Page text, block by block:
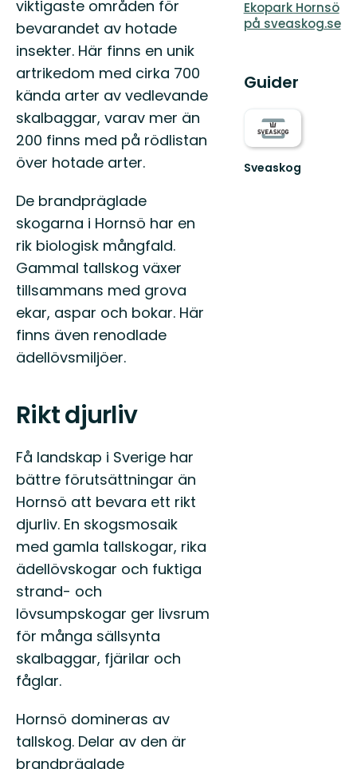
viktigaste områden för
bevarandet av hotade
insekter. Här finns en unik
artrikedom med cirka 700
kända arter av vedlevande
skalbaggar, varav mer än
200 finns med på rödlistan
över hotade arter.
De brandpräglade
skogarna i Hornsö har en
rik biologisk mångfald.
Gammal tallskog växer
tillsammans med grova
ekar, aspar och bokar. Här
finns även renodlade
ädellövsmiljöer.
Rikt djurliv
Få landskap i Sverige har
bättre förutsättningar än
Hornsö att bevara ett rikt
djurliv. En skogsmosaik
med gamla tallskogar, rika
ädellövskogar och fuktiga
strand- och
lövsumpskogar ger livsrum
för många sällsynta
skalbaggar, fjärilar och
fåglar.
Hornsö domineras av
tallskog. Delar av den är
brandpräglade
Ekopark Hornsö
på sveaskog.se
Guider
Sveaskog